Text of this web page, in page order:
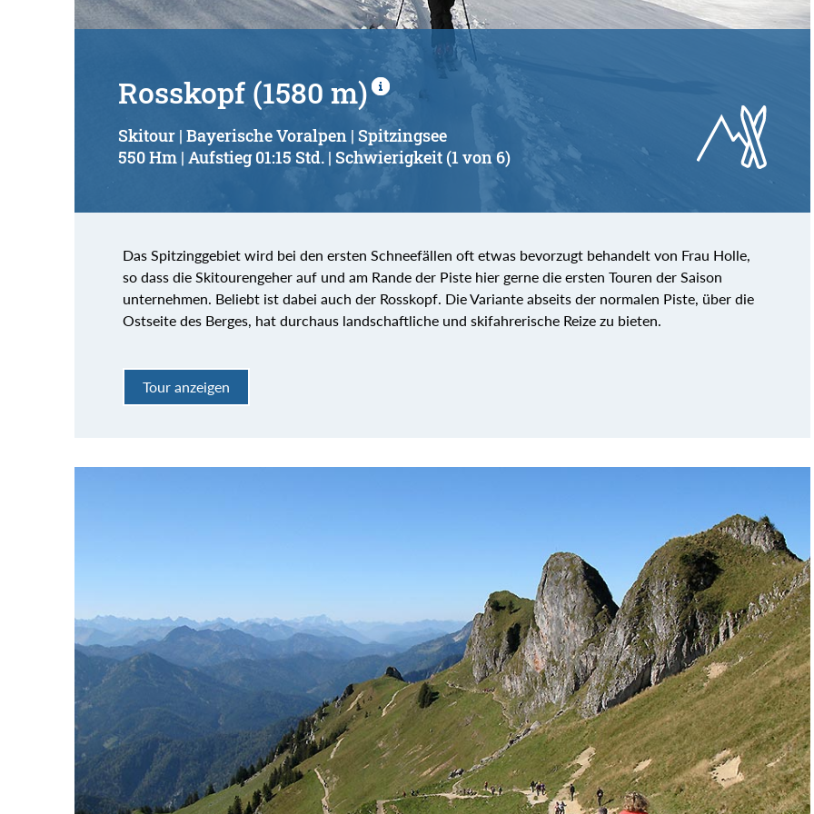
Rosskopf (1580 m)
Skitour | Bayerische Voralpen | Spitzingsee
550 Hm | Aufstieg 01:15 Std. | Schwierigkeit (1 von 6)
Das Spitzinggebiet wird bei den ersten Schneefällen oft etwas bevorzugt behandelt von Frau Holle,
so dass die Skitourengeher auf und am Rande der Piste hier gerne die ersten Touren der Saison
unternehmen. Beliebt ist dabei auch der Rosskopf. Die Variante abseits der normalen Piste, über die
Ostseite des Berges, hat durchaus landschaftliche und skifahrerische Reize zu bieten.
Tour anzeigen